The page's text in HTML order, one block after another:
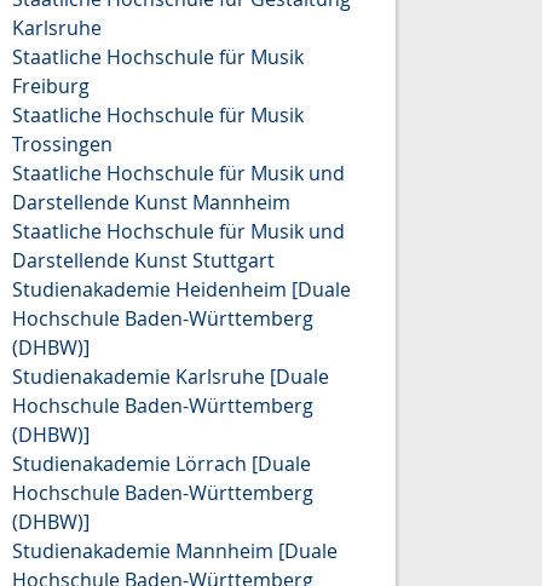
Karlsruhe
Staatliche Hochschule für Musik
Freiburg
Staatliche Hochschule für Musik
Trossingen
Staatliche Hochschule für Musik und
Darstellende Kunst Mannheim
Staatliche Hochschule für Musik und
Darstellende Kunst Stuttgart
Studienakademie Heidenheim [Duale
Hochschule Baden-Württemberg
(DHBW)]
Studienakademie Karlsruhe [Duale
Hochschule Baden-Württemberg
(DHBW)]
Studienakademie Lörrach [Duale
Hochschule Baden-Württemberg
(DHBW)]
Studienakademie Mannheim [Duale
Hochschule Baden-Württemberg